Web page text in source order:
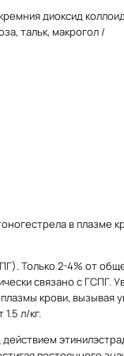
диоксид
тальк, макрогол /
в плазме
Только 2-4% от
связано с ГСПГ.
крови, вызывая
л/кг.